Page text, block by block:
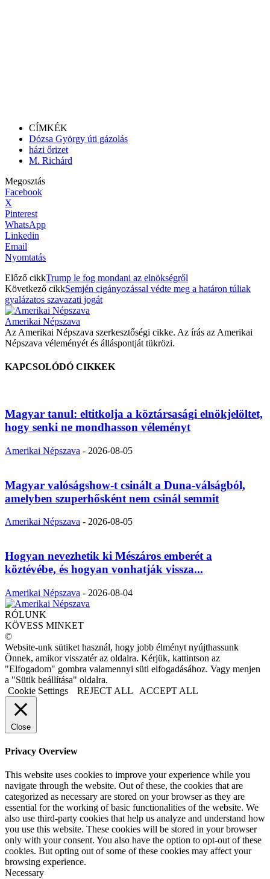
CÍMKÉK
Dózsa György úti gázolás
házi őrizet
M. Richárd
Megosztás
Facebook
X
Pinterest
WhatsApp
Linkedin
Email
Nyomtatás
Előző cikkTrump le fog mondani az elnökségről
Következő cikkSemjén cigányozással védte meg a határon túliak
gyalázatos szavazati jogát
Amerikai Népszava
Az Amerikai Népszava szerkesztőségi cikke. Az írás az Amerikai
Népszava véleményét és álláspontját tükrözi.
KAPCSOLÓDÓ CIKKEK
Magyar tanul: eltitkolja a köztársasági elnökjelöltet,
hogy senki ne mondhasson véleményt
Amerikai Népszava - 2026-08-05
Magyar valóságshow-t csinált a Duna-válságból,
amelyben szuperhősként nem csinál semmit
Amerikai Népszava - 2026-08-05
Hogyan nevezhetik ki Mészáros emberét a
köztévébe, és hogyan vonhatják vissza...
Amerikai Népszava - 2026-08-04
RÓLUNK
KÖVESS MINKET
©
Website-unk sütiket használ, hogy jobb élményt nyújthassunk
Önnek, amikor visszatér az oldalra. Kérjük, kattintson az
"Elfogadom" gombra valamennyi süti elfogadásához. Vagy menjen
a "Sütik beállítása" oldalra.
Cookie Settings
REJECT ALL ACCEPT ALL
Close
Privacy Overview
This website uses cookies to improve your experience while you
navigate through the website. Out of these, the cookies that are
categorized as necessary are stored on your browser as they are
essential for the working of basic functionalities of the website. We
also use third-party cookies that help us analyze and understand how
you use this website. These cookies will be stored in your browser
only with your consent. You also have the option to opt-out of these
cookies. But opting out of some of these cookies may affect your
browsing experience.
Necessary